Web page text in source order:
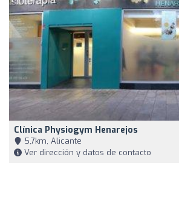
Clínica Physiogym Henarejos
5,7km, Alicante
Ver dirección y datos de contacto